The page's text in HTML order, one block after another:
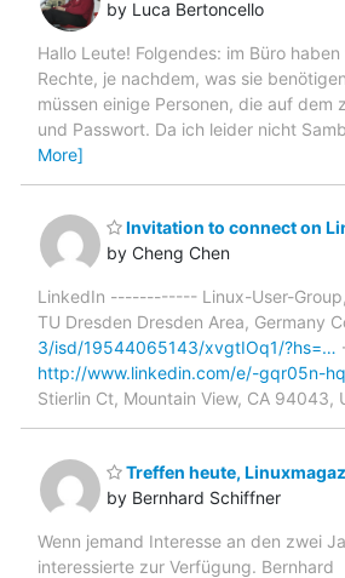
by Luca Bertoncello
Hallo Leute! Folgendes: im Büro
Rechte, je nachdem, was sie
müssen einige Personen, die auf
und Passwort. Da ich leider nicht
More]
Invitation to connect on
by Cheng Chen
LinkedIn ------------ Linux-User-
TU Dresden Dresden Area, Germany
3/isd/19544065143/xvgtIOq1/?hs=…
http://www.linkedin.com/e/-gqr05n-
Stierlin Ct, Mountain View, CA 94043,
Treffen heute,
by Bernhard Schiffner
Wenn jemand Interesse an den zwei
interessierte zur Verfügung. Bernhard